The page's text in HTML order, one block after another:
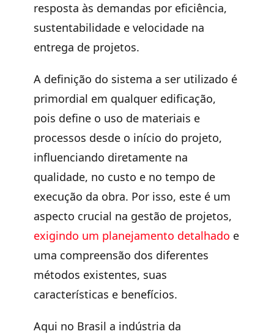
resposta às demandas por eficiência,
sustentabilidade e velocidade na
entrega de projetos.
A definição do sistema a ser utilizado é
primordial em qualquer edificação,
pois define o uso de materiais e
processos desde o início do projeto,
influenciando diretamente na
qualidade, no custo e no tempo de
execução da obra. Por isso, este é um
aspecto crucial na gestão de projetos,
exigindo um planejamento detalhado e
uma compreensão dos diferentes
métodos existentes, suas
características e benefícios.
Aqui no Brasil a indústria da